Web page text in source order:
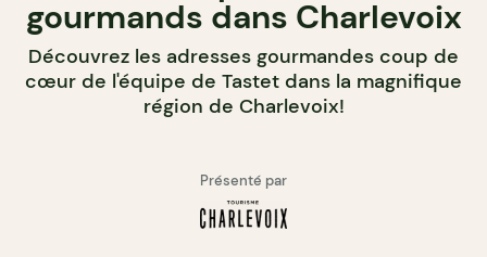
gourmands dans Charlevoix
Découvrez les adresses gourmandes coup de
cœur de l'équipe de Tastet dans la magnifique
région de Charlevoix!
Présenté par